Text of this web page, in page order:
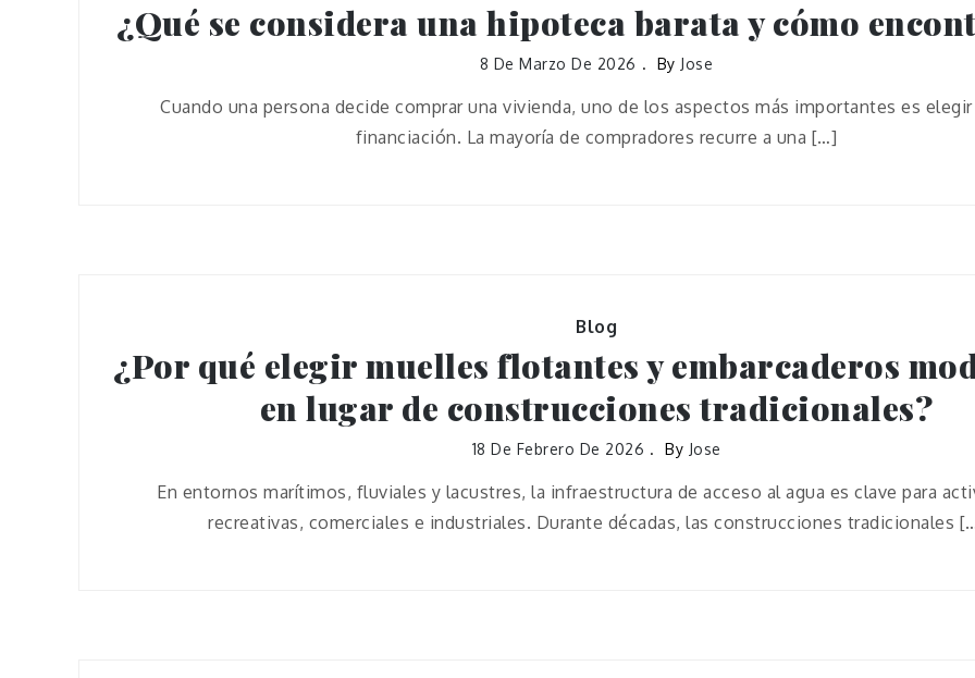
¿Qué se considera una hipoteca barata y cómo
8 De Marzo De 2026 By Jose
Cuando una persona decide comprar una vivienda, uno de los aspectos más importantes es
financiación. La mayoría de compradores recurre a una […]
Blog
¿Por qué elegir muelles flotantes y embarcaderos
en lugar de construcciones tradicionales?
18 De Febrero De 2026 By Jose
En entornos marítimos, fluviales y lacustres, la infraestructura de acceso al agua es clave para
recreativas, comerciales e industriales. Durante décadas, las construcciones tradicionales